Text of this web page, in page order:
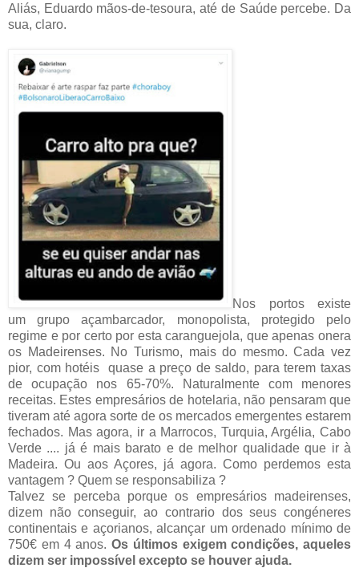
Aliás, Eduardo mãos-de-tesoura, até de Saúde percebe. Da
sua, claro.
Nos portos existe
um grupo açambarcador, monopolista, protegido pelo
regime e por certo por esta caranguejola, que apenas onera
os Madeirenses. No Turismo, mais do mesmo. Cada vez
pior, com hotéis quase a preço de saldo, para terem taxas
de ocupação nos 65-70%. Naturalmente com menores
receitas. Estes empresários de hotelaria, não pensaram que
tiveram até agora sorte de os mercados emergentes estarem
fechados. Mas agora, ir a Marrocos, Turquia, Argélia, Cabo
Verde .... já é mais barato e de melhor qualidade que ir à
Madeira. Ou aos Açores, já agora. Como perdemos esta
vantagem ? Quem se responsabiliza ?
Talvez se perceba porque os empresários madeirenses,
dizem não conseguir, ao contrario dos seus congéneres
continentais e açorianos, alcançar um ordenado mínimo de
750€ em 4 anos. Os últimos exigem condições, aqueles
dizem ser impossível excepto se houver ajuda.